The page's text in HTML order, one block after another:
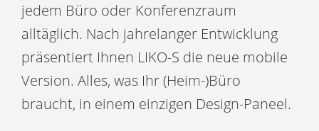
jedem Büro oder Konferenzraum
alltäglich. Nach jahrelanger Entwicklung
präsentiert Ihnen LIKO-S die neue mobile
Version. Alles, was Ihr (Heim-)Büro
braucht, in einem einzigen Design-Paneel.